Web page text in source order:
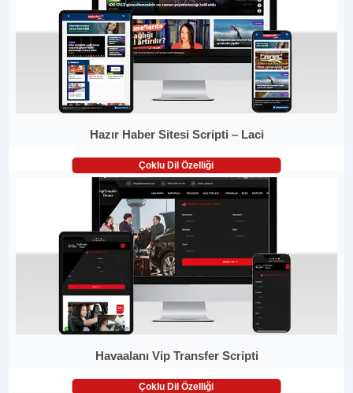
Hazır Haber Sitesi Scripti – Laci
Çoklu Dil Özelliği
Havaalanı Vip Transfer Scripti
Çoklu Dil Özelliği